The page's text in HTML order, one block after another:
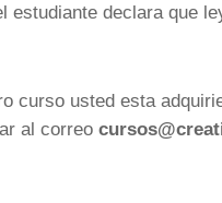
estudiante declara que
curso usted esta
al correo